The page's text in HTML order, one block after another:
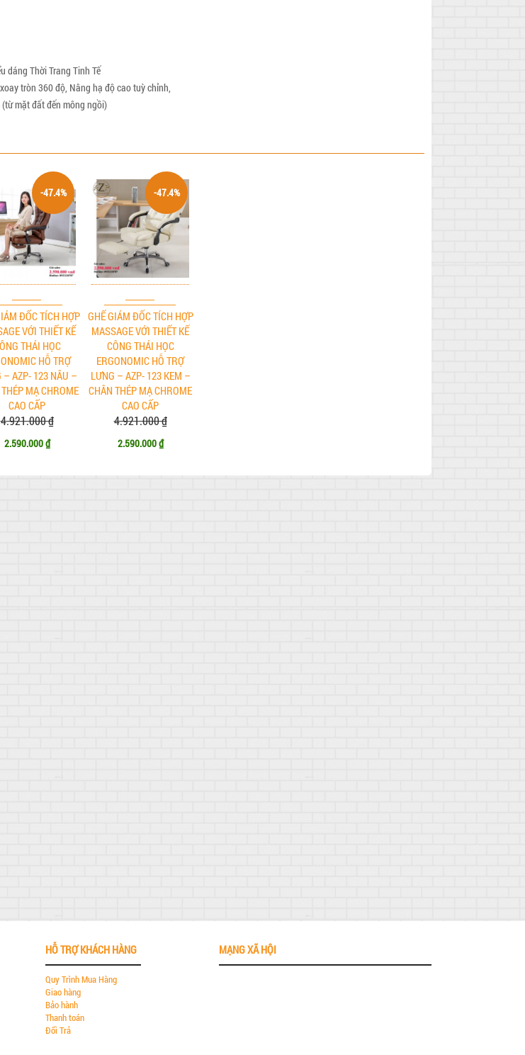
dáng Thời Trang Tinh Tế
tròn 360 độ, Nâng hạ độ cao tuỳ chỉnh,
mặt đất đến mông ngồi)
ĐỐC TÍCH HỢP
VỚI THIẾT KẾ
THÁI HỌC
HỖ TRỢ
– AZP- 123 NÂU –
MẠ CHROME
CAO CẤP
4.921.000 ₫
2.590.000 ₫
-47.4%
GHẾ GIÁM ĐỐC TÍCH HỢP
MASSAGE VỚI THIẾT KẾ
CÔNG THÁI HỌC
ERGONOMIC HỖ TRỢ
LƯNG – AZP- 123 KEM –
CHÂN THÉP MẠ CHROME
CAO CẤP
4.921.000 ₫
2.590.000 ₫
-47.4%
HỖ TRỢ KHÁCH HÀNG
Quy Trình Mua Hàng
Giao hàng
Bảo hành
Thanh toán
Đổi Trả
MẠNG XÃ HỘI